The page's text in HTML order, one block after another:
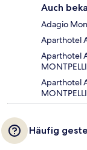
Auch
Adagio
Aparthotel
Aparthotel
Aparthotel
Häufig